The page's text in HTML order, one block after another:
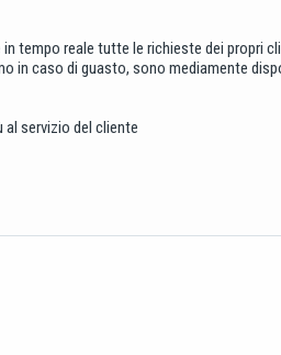
tempo reale tutte le richieste dei propri
in caso di guasto, sono mediamente
al servizio del cliente